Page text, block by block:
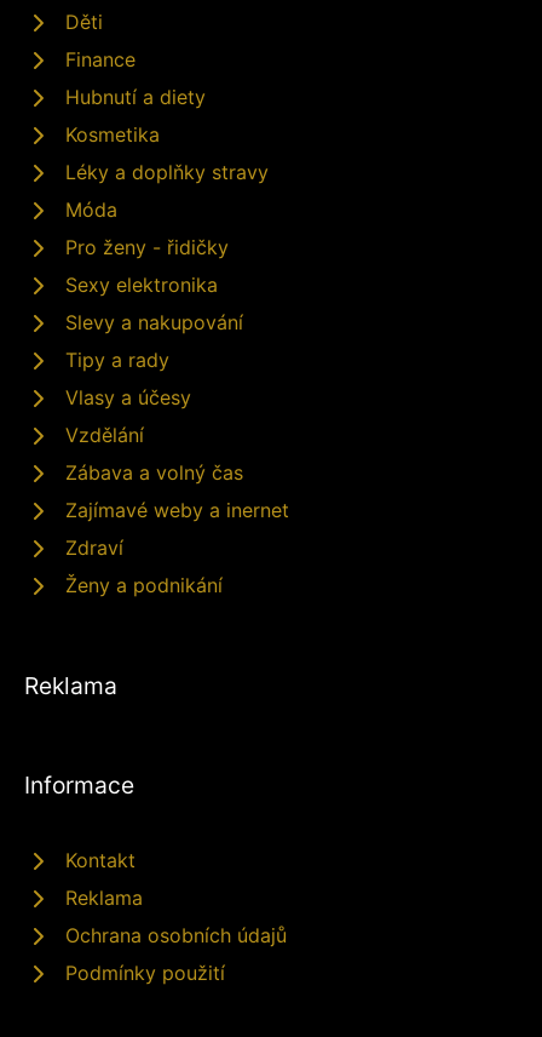
Děti
Finance
Hubnutí a diety
Kosmetika
Léky a doplňky stravy
Móda
Pro ženy - řidičky
Sexy elektronika
Slevy a nakupování
Tipy a rady
Vlasy a účesy
Vzdělání
Zábava a volný čas
Zajímavé weby a inernet
Zdraví
Ženy a podnikání
Reklama
Informace
Kontakt
Reklama
Ochrana osobních údajů
Podmínky použití